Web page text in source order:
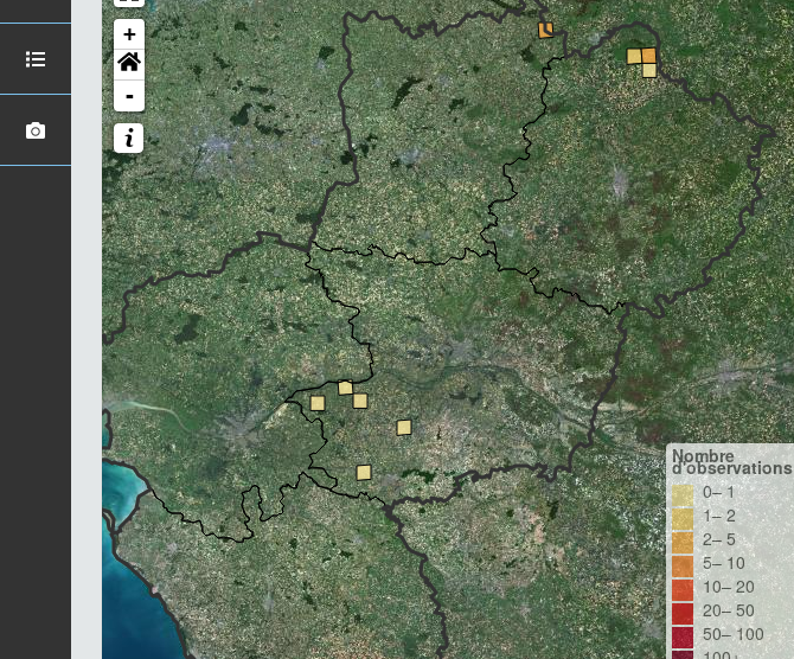
+
-
Nombre
d'observations
0– 1
1– 2
2– 5
5– 10
10– 20
20– 50
50– 100